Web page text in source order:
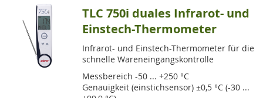
TLC 750i duales Infrarot- und
Einstech-Thermometer
Infrarot- und Einstech-Thermometer für die
schnelle Wareneingangskontrolle
Messbereich -50 ... +250 °C
Genauigkeit (einstichsensor) ±0,5 °C (-30 ...